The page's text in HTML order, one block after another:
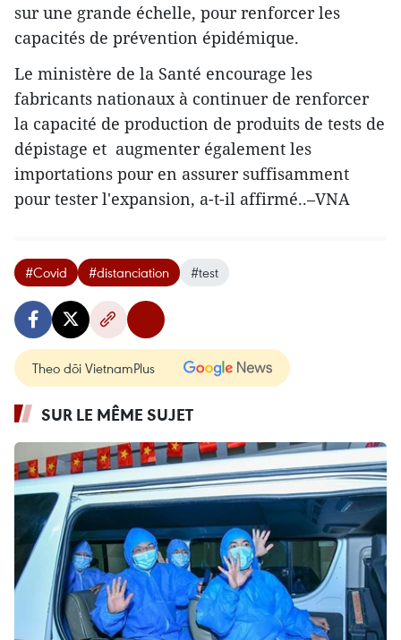
sur une grande échelle, pour renforcer les
capacités de prévention épidémique.
Le ministère de la Santé encourage les
fabricants nationaux à continuer de renforcer
la capacité de production de produits de tests de
dépistage et augmenter également les
importations pour en assurer suffisamment
pour tester l'expansion, a-t-il affirmé..–VNA
#Covid #distanciation #test
Theo dõi VietnamPlus
SUR LE MÊME SUJET